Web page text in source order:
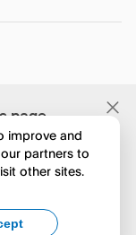
page
improve and
partners to
other sites.